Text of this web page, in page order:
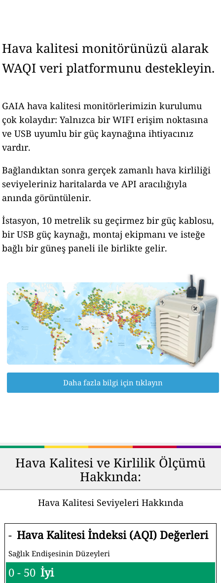
Hava kalitesi monitörünüzü alarak
WAQI veri platformunu destekleyin.
GAIA hava kalitesi monitörlerimizin kurulumu
çok kolaydır: Yalnızca bir WIFI erişim noktasına
ve USB uyumlu bir güç kaynağına ihtiyacınız
vardır.
Bağlandıktan sonra gerçek zamanlı hava kirliliği
seviyeleriniz haritalarda ve API aracılığıyla
anında görüntülenir.
İstasyon, 10 metrelik su geçirmez bir güç kablosu,
bir USB güç kaynağı, montaj ekipmanı ve isteğe
bağlı bir güneş paneli ile birlikte gelir.
Daha fazla bilgi için tıklayın
Hava Kalitesi ve Kirlilik Ölçümü
Hakkında:
Hava Kalitesi Seviyeleri Hakkında
- Hava Kalitesi İndeksi (AQI) Değerleri
Sağlık Endişesinin Düzeyleri
0 - 50 İyi